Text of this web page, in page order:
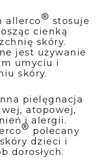
allerco® stosuje
cienką
skóry.
jest używanie
umyciu i
skóry.
pielęgnacja
atopowej,
i alergii.
® polecany
dzieci i
dorosłych.